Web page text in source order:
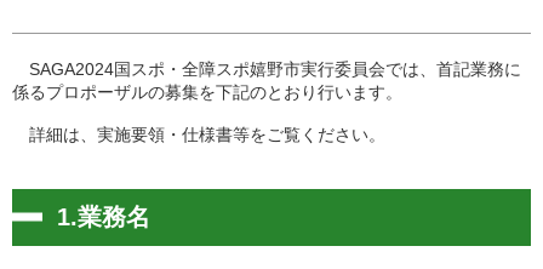
SAGA2024国スポ・全障スポ嬉野市実行委員会では、首記業務に
係るプロポーザルの募集を下記のとおり行います。
詳細は、実施要領・仕様書等をご覧ください。
1.業務名